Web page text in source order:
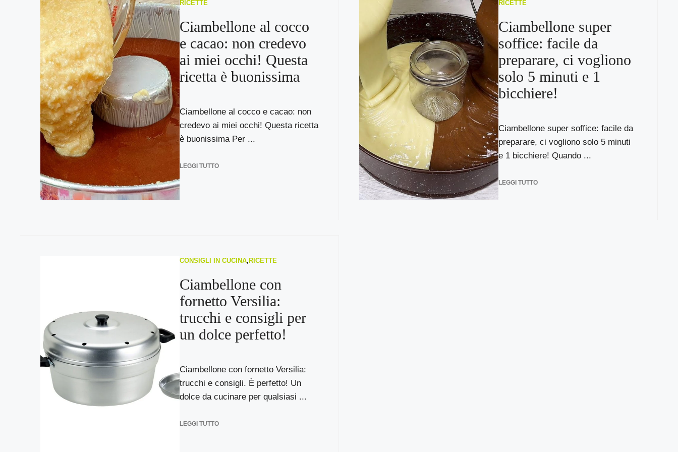
RICETTE
Ciambellone al cocco
e cacao: non credevo
ai miei occhi! Questa
ricetta è buonissima
Ciambellone al cocco e cacao: non
credevo ai miei occhi! Questa ricetta
è buonissima Per ...
LEGGI TUTTO
RICETTE
Ciambellone super
soffice: facile da
preparare, ci vogliono
solo 5 minuti e 1
bicchiere!
Ciambellone super soffice: facile da
preparare, ci vogliono solo 5 minuti
e 1 bicchiere! Quando ...
LEGGI TUTTO
CONSIGLI IN CUCINA, RICETTE
Ciambellone con
fornetto Versilia:
trucchi e consigli per
un dolce perfetto!
Ciambellone con fornetto Versilia:
trucchi e consigli. È perfetto! Un
dolce da cucinare per qualsiasi ...
LEGGI TUTTO